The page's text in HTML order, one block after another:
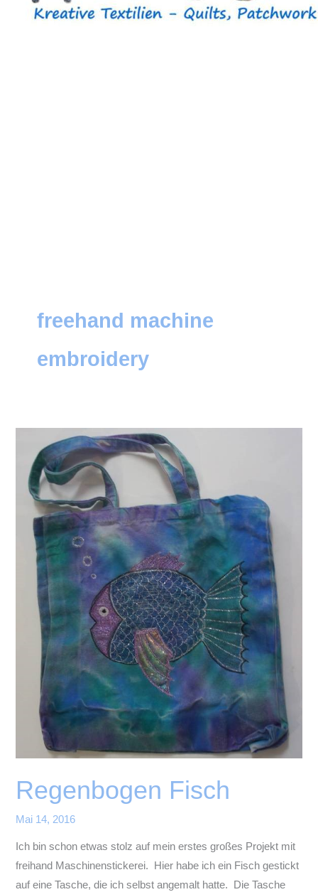
freehand machine
embroidery
Regenbogen Fisch
Mai 14, 2016
Ich bin schon etwas stolz auf mein erstes großes Projekt mit
freihand Maschinenstickerei. Hier habe ich ein Fisch gestickt
auf eine Tasche, die ich selbst angemalt hatte. Die Tasche